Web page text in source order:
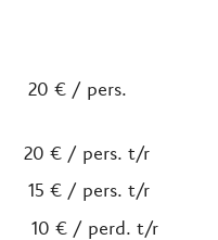
€ / pers.
20 € / pers. t/r
€ / pers. t/r
€ / perd. t/r